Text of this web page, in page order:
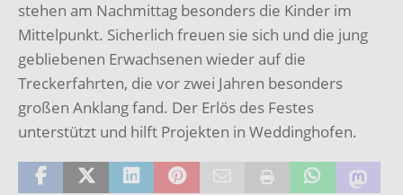
stehen am Nachmittag besonders die Kinder im
Mittelpunkt. Sicherlich freuen sie sich und die jung
gebliebenen Erwachsenen wieder auf die
Treckerfahrten, die vor zwei Jahren besonders
großen Anklang fand. Der Erlös des Festes
unterstützt und hilft Projekten in Weddinghofen.